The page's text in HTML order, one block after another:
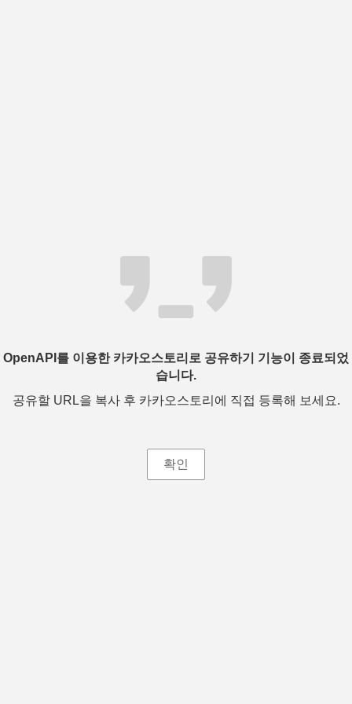
OpenAPI를 이용한 카카오스토리로 공유하기 기능이 종료되었
습니다.
공유할 URL을 복사 후 카카오스토리에 직접 등록해 보세요.
확인